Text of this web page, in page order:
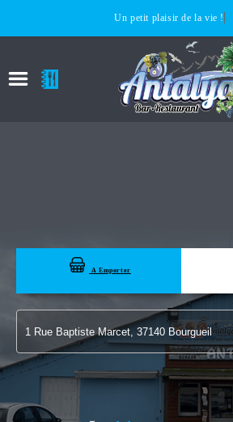
Un petit plaisir de la vie !
LA CARTE
VOTRE COMPTE
NOTRE RESTAURANT
VOS AVIS
MENTIONS LÉGALES
A Emporter